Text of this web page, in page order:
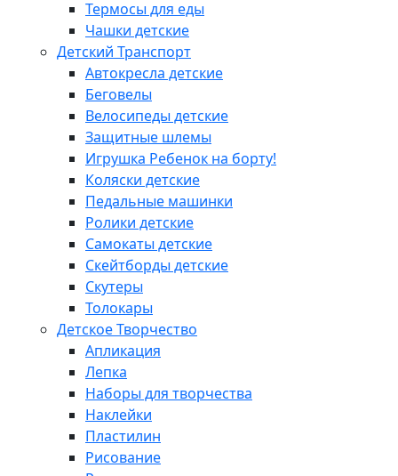
Термосы для еды
Чашки детские
Детский Транспорт
Автокресла детские
Беговелы
Велосипеды детские
Защитные шлемы
Игрушка Ребенок на борту!
Коляски детские
Педальные машинки
Ролики детские
Самокаты детские
Скейтборды детские
Скутеры
Толокары
Детское Творчество
Апликация
Лепка
Наборы для творчества
Наклейки
Пластилин
Рисование